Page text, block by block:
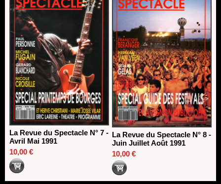
La Revue du Spectacle N° 7 -
Avril Mai 1991
10,00 €
La Revue du Spectacle N° 8 -
Juin Juillet Août 1991
10,00 €